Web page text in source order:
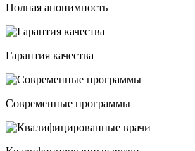
Полная анонимность
Гарантия качества
Современные программы